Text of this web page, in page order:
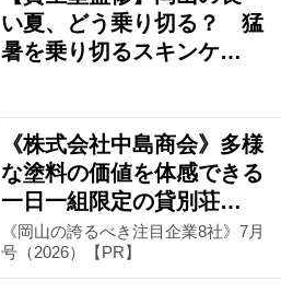
い夏、どう乗り切る？ 猛
暑を乗り切るスキンケ…
《株式会社中島商会》多様
な塗料の価値を体感できる
一日一組限定の貸別荘…
《岡山の誇るべき注目企業8社》7月
号（2026）【PR】